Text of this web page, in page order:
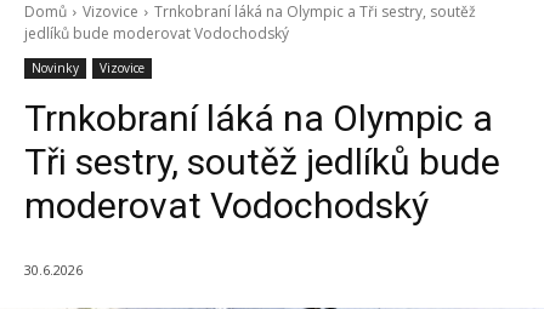
Domů Vizovice
Trnkobraní láká na Olympic a Tři sestry, soutěž
jedlíků bude moderovat Vodochodský
Novinky Vizovice
Trnkobraní láká na Olympic a
Tři sestry, soutěž jedlíků bude
moderovat Vodochodský
30.6.2026